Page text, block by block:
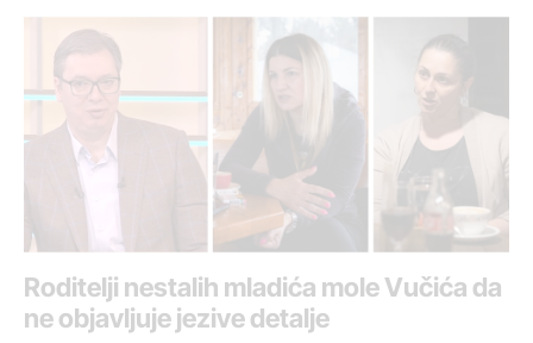
Roditelji nestalih mladića mole Vučića da
ne objavljuje jezive detalje